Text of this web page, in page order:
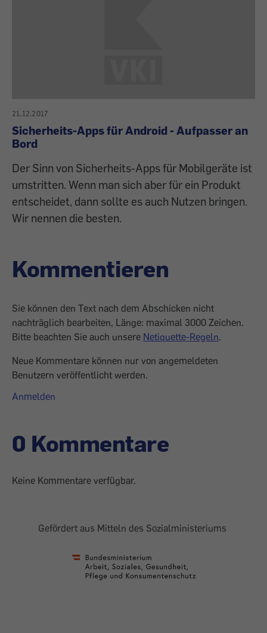
21.12.2017
Sicherheits-Apps für Android - Aufpasser an
Bord
Der Sinn von Sicherheits-Apps für Mobilgeräte ist
umstritten. Wenn man sich aber für ein Produkt
entscheidet, dann sollte es auch Nutzen bringen.
Wir nennen die besten.
Kommentieren
Sie können den Text nach dem Abschicken nicht
nachträglich bearbeiten, Länge: maximal 3000 Zeichen.
Bitte beachten Sie auch unsere Netiquette-Regeln.
Neue Kommentare können nur von angemeldeten
Benutzern veröffentlicht werden.
Anmelden
0 Kommentare
Keine Kommentare verfügbar.
Gefördert aus Mitteln des Sozialministeriums